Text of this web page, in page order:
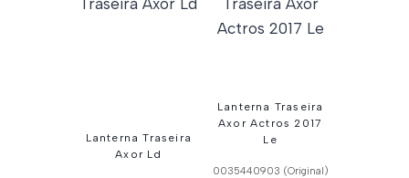
Lanterna Traseira
Axor Ld
Lanterna Traseira
Axor Actros 2017
Le
0035440903 (Original)